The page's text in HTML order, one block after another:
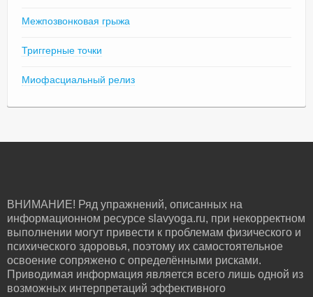
Межпозвонковая грыжа
Триггерные точки
Миофасциальный релиз
ВНИМАНИЕ! Ряд упражнений, описанных на
информационном ресурсе slavyoga.ru, при некорректном
выполнении могут привести к проблемам физического и
психического здоровья, поэтому их самостоятельное
освоение сопряжено с определёнными рисками.
Приводимая информация является всего лишь одной из
возможных интерпретаций эффективного